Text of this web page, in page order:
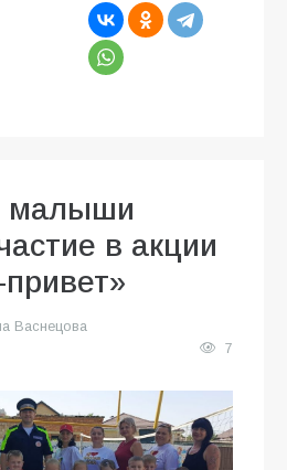
малыши
в акции
Васнецова
7